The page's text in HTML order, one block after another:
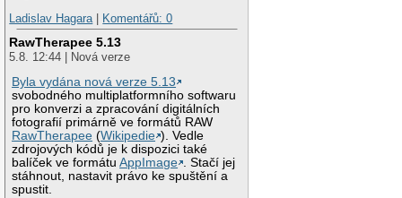
Ladislav Hagara| Komentářů: 0
RawTherapee 5.13
5.8. 12:44 | Nová verze
Byla vydána nová verze 5.13
svobodného multiplatformního softwaru
pro konverzi a zpracování digitálních
fotografií primárně ve formátů RAW
RawTherapee (Wikipedie ). Vedle
zdrojových kódů je k dispozici také
balíček ve formátuAppImage . Stačí jej
stáhnout, nastavit právo ke spuštění a
spustit.